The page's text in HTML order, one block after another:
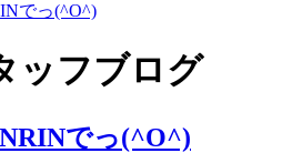
でっ(^O^)
ッフブログ
でっ(^O^)